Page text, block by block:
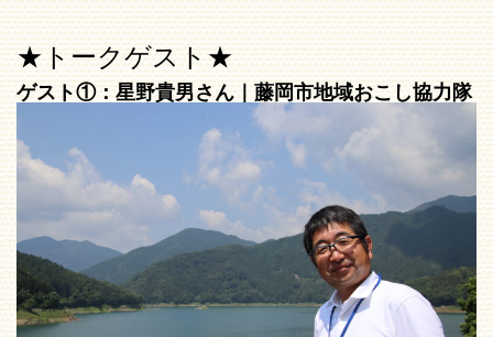
★トークゲスト★
ゲスト①：星野貴男さん｜藤岡市地域おこし協力隊